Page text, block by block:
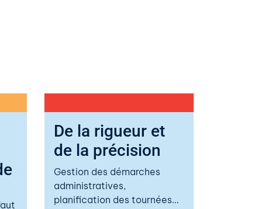
De la rigueur et
de la précision
Gestion des démarches
administratives,
planification des tournées…